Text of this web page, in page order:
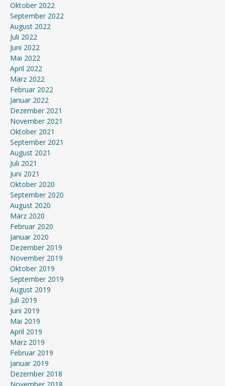
Oktober 2022
September 2022
August 2022
Juli 2022
Juni 2022
Mai 2022
April 2022
März 2022
Februar 2022
Januar 2022
Dezember 2021
November 2021
Oktober 2021
September 2021
August 2021
Juli 2021
Juni 2021
Oktober 2020
September 2020
August 2020
März 2020
Februar 2020
Januar 2020
Dezember 2019
November 2019
Oktober 2019
September 2019
August 2019
Juli 2019
Juni 2019
Mai 2019
April 2019
März 2019
Februar 2019
Januar 2019
Dezember 2018